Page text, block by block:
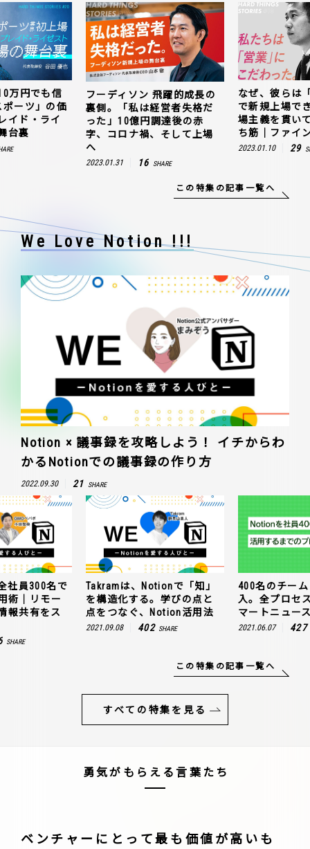
万円でも信
ーツ」の価
イド・ライ
台裏
フーディソン 飛躍的成長の
裏側。「私は経営者失格だ
った」10億円調達後の赤
字、コロナ禍、そして上場
へ
2023.01.31 16 SHARE
なぜ、彼らは
で新規上場で
場主義を貫い
ち筋｜ファイ
2023.01.10 29
この特集の記事一覧へ
We Love Notion !!!
Notion × 議事録を攻略しよう！ イチからわ
かるNotionでの議事録の作り方
2022.09.30 21 SHARE
社員300名で
術｜リモー
報共有をス
SHARE
Takramは、Notionで「知」
を構造化する。学びの点と
点をつなぐ、Notion活用法
2021.09.08 402 SHARE
400名のチー
入。全プロセ
マートニュー
2021.06.07 427
この特集の記事一覧へ
すべての特集を見る
勇気がもらえる言葉たち
ベンチャーにとって最も価値が高いも